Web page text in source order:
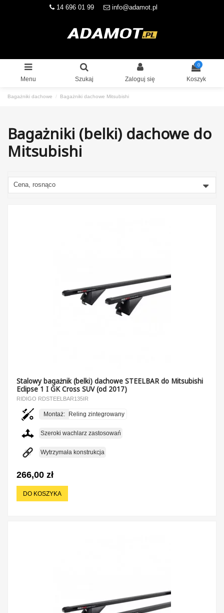
14 696 01 99 info@adamot.pl
Menu Szukaj Zaloguj się
0
Koszyk
Bagażniki dachowe Bagażniki dachowe Mitsubishi
Bagażniki (belki) dachowe do
Mitsubishi
Cena, rosnąco
Stalowy bagażnik (belki) dachowe STEELBAR do Mitsubishi
Eclipse 1 I GK Cross SUV (od 2017)
RIDIGO RDSTEELBAR135IR
Montaż: Reling zintegrowany
Szeroki wachlarz zastosowań
Wytrzymała konstrukcja
266,00 zł
DO KOSZYKA